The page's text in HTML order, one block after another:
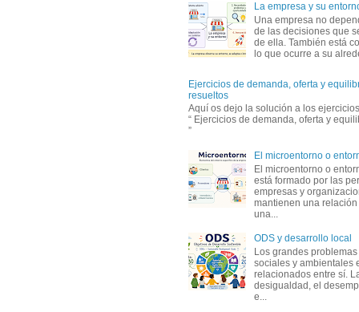
La empresa y su
Una empresa no
de las decisiones que
de ella. También está
lo que ocurre a su
Ejercicios de demanda, oferta y
resueltos
Aquí os dejo la solución a los
“ Ejercicios de demanda, oferta y
”
El microentorno o
El microentorno o
está formado por las
empresas y
mantienen una
una...
ODS y desarrollo local
Los grandes
sociales y ambientales
relacionados entre sí.
desigualdad, el
e...